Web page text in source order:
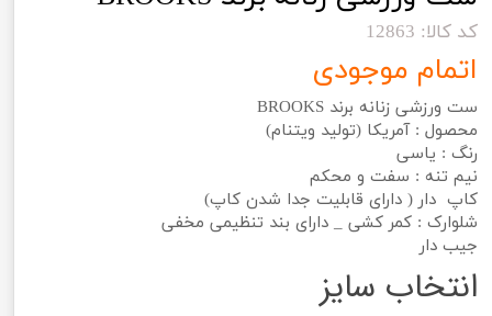
کد کالا: 12863
اتمام موجودی
ست ورزشی زنانه برند BROOKS
محصول : آمریکا (تولید ویتنام)
رنگ : یاسی
نیم تنه : سفت و محکم
کاپ دار ( دارای قابلیت جدا شدن کاپ)
شلوارک : کمر کشی _ دارای بند تنظیمی مخفی
جیب دار
انتخاب سایز